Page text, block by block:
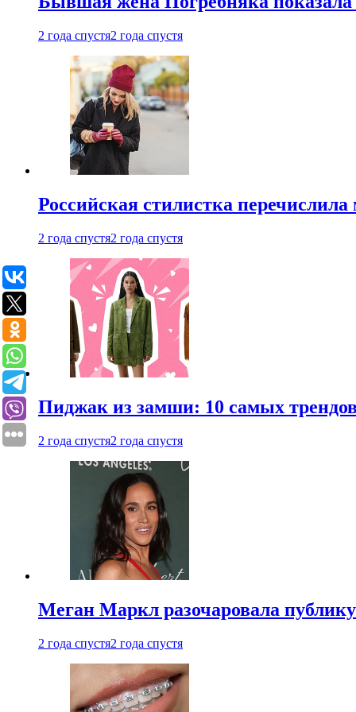
2 года спустя2 года спустя
Российская стилистка
2 года спустя2 года спустя
Пиджак из замши: 10 самых
2 года спустя2 года спустя
Меган Маркл разочаровала
2 года спустя2 года спустя